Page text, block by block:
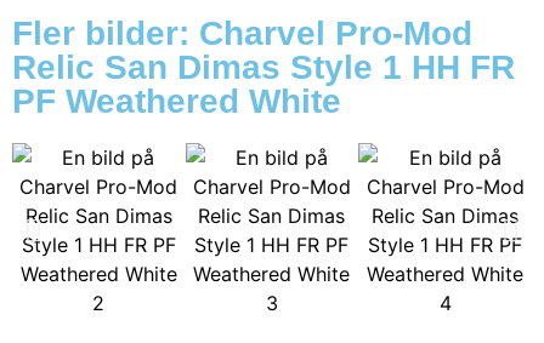
Fler bilder: Charvel Pro-Mod
Relic San Dimas Style 1 HH FR
PF Weathered White